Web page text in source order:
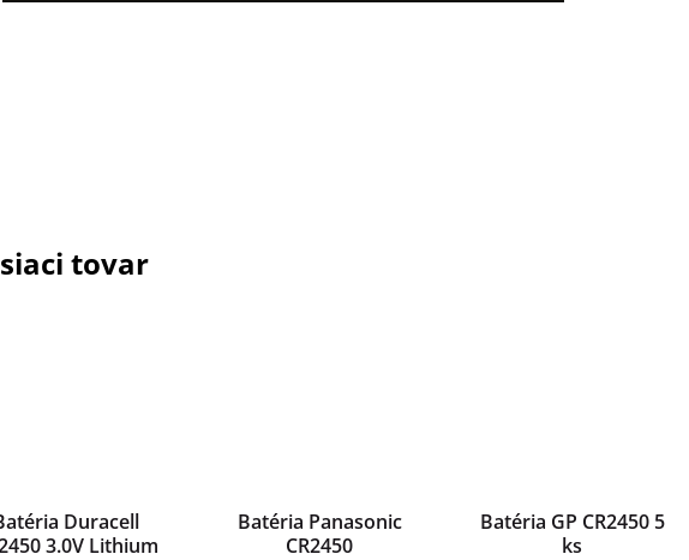
tovar
Duracell
3.0V Lithium
Batéria Panasonic
CR2450
Batéria GP CR2450 5
ks